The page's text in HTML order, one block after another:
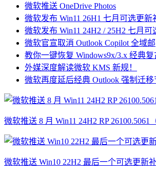
微软推送 OneDrive Photos
微软发布 Win11 26H1 七月可选更新
微软发布 Win11 24H2 / 25H2 七月可
微软官宣取消 Outlook Copilot 全域邮
教你一键恢复 Windows9x/3.x 经典复
外媒深度解读微软 KMS 新规！
微软再度延后经典 Outlook 强制迁移
微软推送 8 月 Win11 24H2 RP
微软推送 Win10 22H2 最后一个可选更新